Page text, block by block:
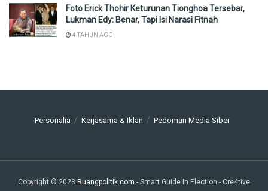
Foto Erick Thohir Keturunan Tionghoa Tersebar,
Lukman Edy: Benar, Tapi Isi Narasi Fitnah
4 TAHUN AGO
Personalia Kerjasama & Iklan Pedoman Media Siber
Copyright © 2023 Ruangpolitik.com - Smart Guide In Election - Cre4tive